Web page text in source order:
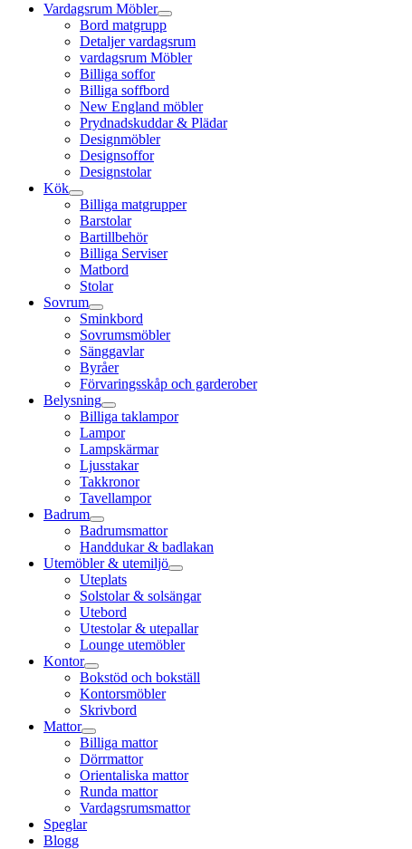
Vardagsrum Möbler
Bord matgrupp
Detaljer vardagsrum
vardagsrum Möbler
Billiga soffor
Billiga soffbord
New England möbler
Prydnadskuddar & Plädar
Designmöbler
Designsoffor
Designstolar
Kök
Billiga matgrupper
Barstolar
Bartillbehör
Billiga Serviser
Matbord
Stolar
Sovrum
Sminkbord
Sovrumsmöbler
Sänggavlar
Byråer
Förvaringsskåp och garderober
Belysning
Billiga taklampor
Lampor
Lampskärmar
Ljusstakar
Takkronor
Tavellampor
Badrum
Badrumsmattor
Handdukar & badlakan
Utemöbler & utemiljö
Uteplats
Solstolar & solsängar
Utebord
Utestolar & utepallar
Lounge utemöbler
Kontor
Bokstöd och bokställ
Kontorsmöbler
Skrivbord
Mattor
Billiga mattor
Dörrmattor
Orientaliska mattor
Runda mattor
Vardagsrumsmattor
Speglar
Blogg